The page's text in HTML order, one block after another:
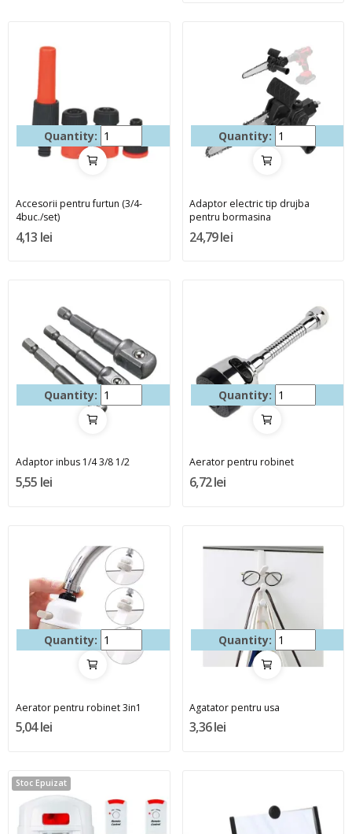
Quantity:
Accesorii pentru furtun (3/4-
4buc./set)
4,13 lei
Quantity:
Adaptor electric tip drujba
pentru bormasina
24,79 lei
Quantity:
Adaptor inbus 1/4 3/8 1/2
5,55 lei
Quantity:
Aerator pentru robinet
6,72 lei
Quantity:
Aerator pentru robinet 3in1
5,04 lei
Quantity:
Agatator pentru usa
3,36 lei
Stoc Epuizat